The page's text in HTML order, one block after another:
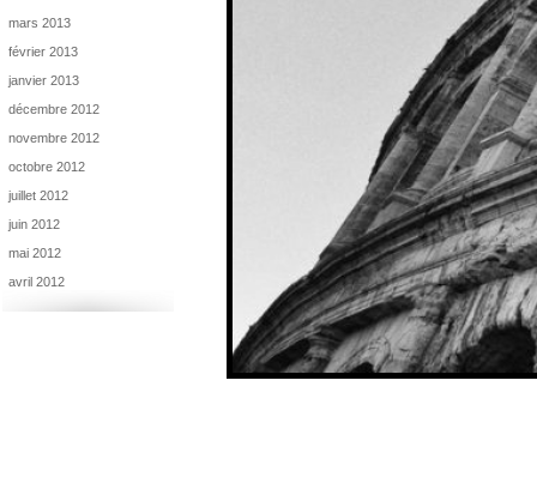
mars 2013
février 2013
janvier 2013
décembre 2012
novembre 2012
octobre 2012
juillet 2012
juin 2012
mai 2012
avril 2012